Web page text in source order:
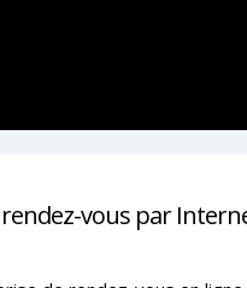
vous par